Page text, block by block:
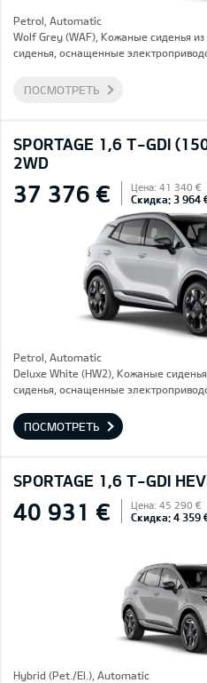
Petrol, Automatic
Wolf Grey (WAF), Кожаные сиденья
сиденья, оснащенные
ПОСМОТРЕТЬ
SPORTAGE 1,6 T-GDI
2WD
37 376 € Цена: 41 340 €
Скидка: 3 964
Petrol, Automatic
Deluxe White (HW2), Кожаные
сиденья, оснащенные
ПОСМОТРЕТЬ
SPORTAGE 1,6 T-GDI
40 931 € Цена: 45 290 €
Скидка: 4 359
Hybrid (Pet./El.), Automatic